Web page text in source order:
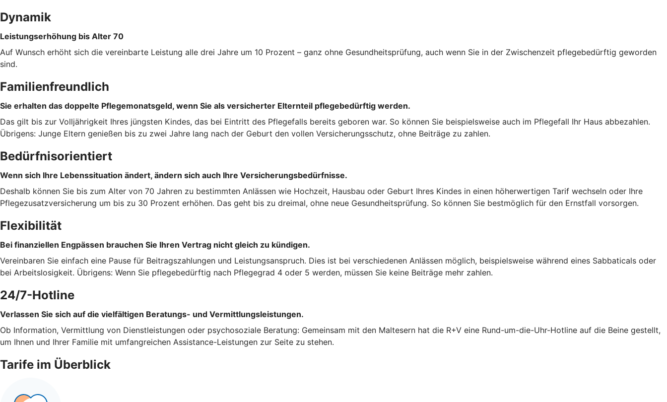
Dynamik
Leistungserhöhung bis Alter 70
Auf Wunsch erhöht sich die vereinbarte Leistung alle drei Jahre um 10 Prozent – ganz ohne Gesundheitsprüfung, auch wenn Sie in der Zwischenzeit pflegebedürftig geworden
sind.
Familienfreundlich
Sie erhalten das doppelte Pflegemonatsgeld, wenn Sie als versicherter Elternteil pflegebedürftig werden.
Das gilt bis zur Volljährigkeit Ihres jüngsten Kindes, das bei Eintritt des Pflegefalls bereits geboren war. So können Sie beispielsweise auch im Pflegefall Ihr Haus abbezahlen.
Übrigens: Junge Eltern genießen bis zu zwei Jahre lang nach der Geburt den vollen Versicherungsschutz, ohne Beiträge zu zahlen.
Bedürfnisorientiert
Wenn sich Ihre Lebenssituation ändert, ändern sich auch Ihre Versicherungsbedürfnisse.
Deshalb können Sie bis zum Alter von 70 Jahren zu bestimmten Anlässen wie Hochzeit, Hausbau oder Geburt Ihres Kindes in einen höherwertigen Tarif wechseln oder Ihre
Pflegezusatzversicherung um bis zu 30 Prozent erhöhen. Das geht bis zu dreimal, ohne neue Gesundheitsprüfung. So können Sie bestmöglich für den Ernstfall vorsorgen.
Flexibilität
Bei finanziellen Engpässen brauchen Sie Ihren Vertrag nicht gleich zu kündigen.
Vereinbaren Sie einfach eine Pause für Beitragszahlungen und Leistungsanspruch. Dies ist bei verschiedenen Anlässen möglich, beispielsweise während eines Sabbaticals oder
bei Arbeitslosigkeit. Übrigens: Wenn Sie pflegebedürftig nach Pflegegrad 4 oder 5 werden, müssen Sie keine Beiträge mehr zahlen.
24/7-Hotline
Verlassen Sie sich auf die vielfältigen Beratungs- und Vermittlungsleistungen.
Ob Information, Vermittlung von Dienstleistungen oder psychosoziale Beratung: Gemeinsam mit den Maltesern hat die R+V eine Rund-um-die-Uhr-Hotline auf die Beine gestellt,
um Ihnen und Ihrer Familie mit umfangreichen Assistance-Leistungen zur Seite zu stehen.
Tarife im Überblick